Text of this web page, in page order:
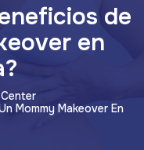
de
en
Mommy Makeover En